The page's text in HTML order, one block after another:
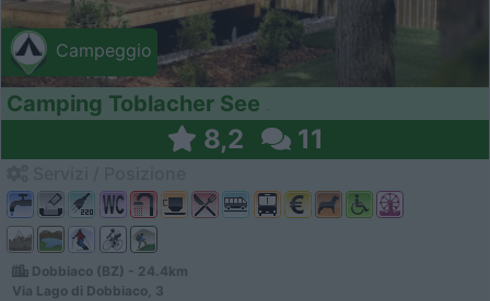
Campeggio
Camping Toblacher See
8,2 11
Dobbiaco (BZ) - 24.4km
Via Lago di Dobbiaco, 3